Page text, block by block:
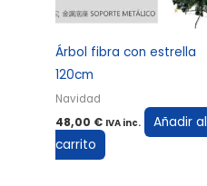
Árbol fibra con estrella
120cm
Navidad
48,00 € IVA inc.
Añadir al
carrito